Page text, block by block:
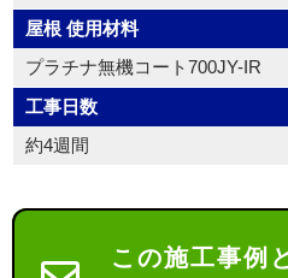
屋根 使用材料
プラチナ無機コート700JY-IR
工事日数
約4週間
この施工事例